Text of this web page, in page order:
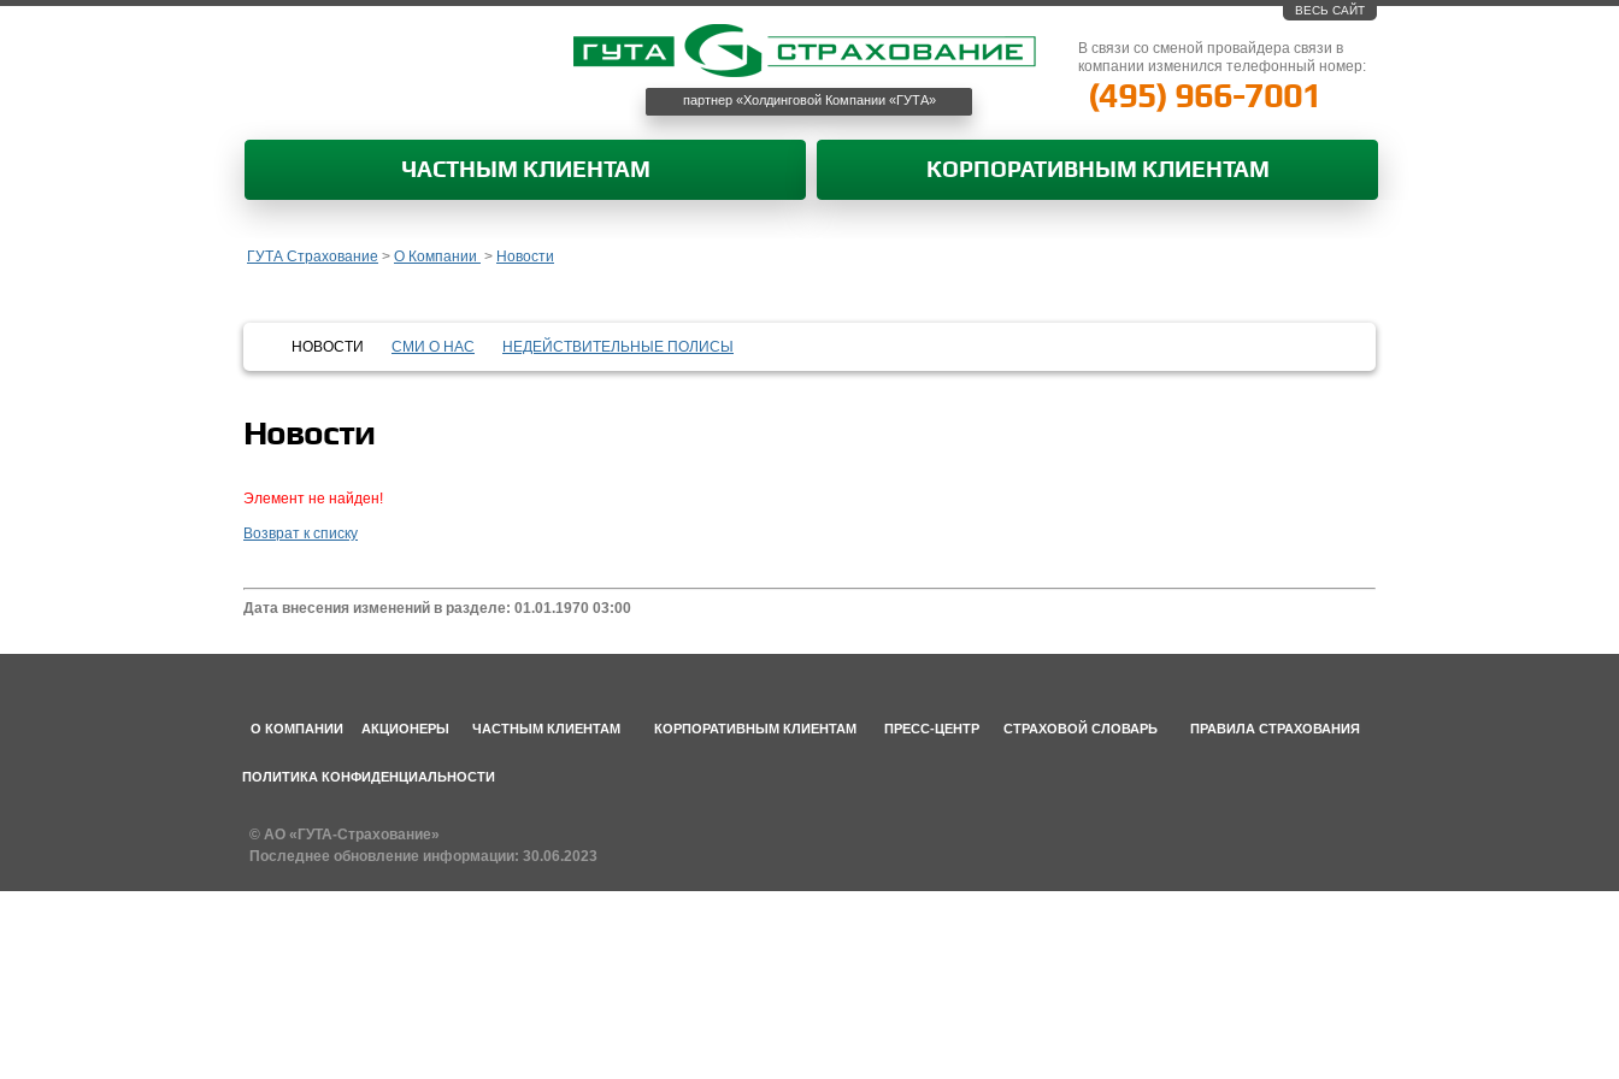
ВЕСЬ САЙТ
партнер «Холдинговой Компании «ГУТА»
В связи со сменой провайдера связи в
компании изменился телефонный номер:
(495) 966-7001
ЧАСТНЫМ КЛИЕНТАМ КОРПОРАТИВНЫМ КЛИЕНТАМ
ГУТА Страхование > О Компании > Новости
НОВОСТИ СМИ О НАС НЕДЕЙСТВИТЕЛЬНЫЕ ПОЛИСЫ
Новости
Элемент не найден!
Возврат к списку
Дата внесения изменений в разделе: 01.01.1970 03:00
О КОМПАНИИ АКЦИОНЕРЫ ЧАСТНЫМ КЛИЕНТАМ КОРПОРАТИВНЫМ КЛИЕНТАМ ПРЕСС-ЦЕНТР СТРАХОВОЙ СЛОВАРЬ ПРАВИЛА СТРАХОВАНИЯ
ПОЛИТИКА КОНФИДЕНЦИАЛЬНОСТИ
© АО «ГУТА-Страхование»
Последнее обновление информации: 30.06.2023